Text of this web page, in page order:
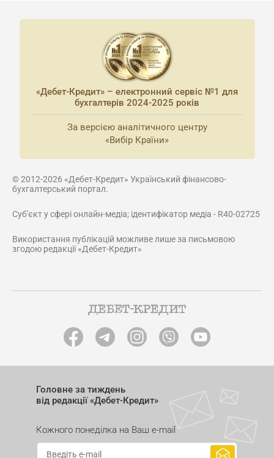
«Дебет-Кредит» – електронний сервіс №1 для
бухгалтерів 2024-2025 років
За версією аналітичного центру
«Вибір Країни»
© 2012-2026 «Дебет-Кредит» Український фінансово-
бухгалтерський портал.
Суб'єкт у сфері онлайн-медіа; ідентифікатор медіа - R40-02725
Використання публікацій можливе лише за письмовою
згодою редакції «Дебет-Кредит»
Головне за тиждень
від редакції «Дебет-Кредит»
Кожного понеділка на Ваш e-mail